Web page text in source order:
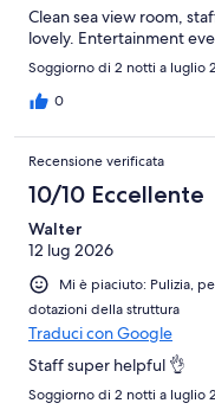
Clean sea view room,
lovely. Entertainment
Soggiorno di 2 notti a luglio
0
Recensione verificata
10/10 Eccellente
Walter
12 lug 2026
Mi è piaciuto: Pulizia,
dotazioni della struttura
Traduci con Google
Staff super helpful 👌
Soggiorno di 2 notti a luglio